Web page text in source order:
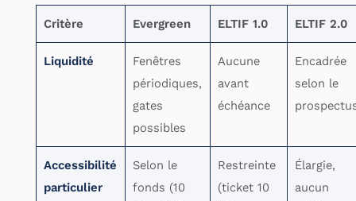
Critère Evergreen ELTIF 1.0 ELTIF 2.0
Liquidité
Fenêtres
périodiques,
gates
possibles
Aucune
avant
échéance
Encadrée
selon le
Accessibilité
particulier
Selon le
fonds (10
Restreinte
(ticket 10
Élargie,
aucun